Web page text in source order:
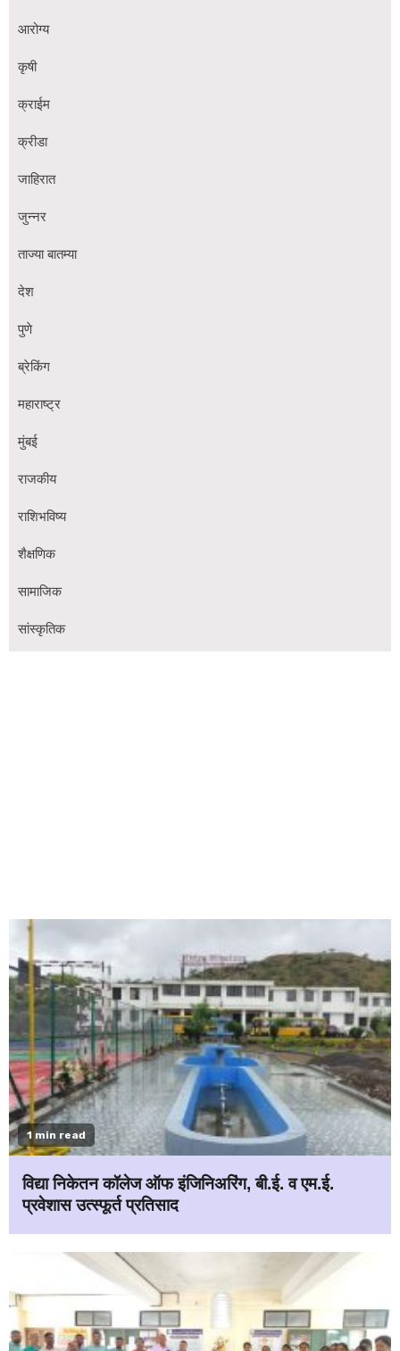
आरोग्य
कृषी
क्राईम
क्रीडा
जाहिरात
जुन्नर
ताज्या बातम्या
देश
पुणे
ब्रेकिंग
महाराष्ट्र
मुंबई
राजकीय
राशिभविष्य
शैक्षणिक
सामाजिक
सांस्कृतिक
1 min read
विद्या निकेतन कॉलेज ऑफ इंजिनिअरिंग, बी.ई. व एम.ई.
प्रवेशास उत्स्फूर्त प्रतिसाद